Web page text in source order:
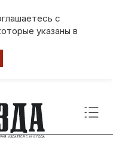
с
указаны в